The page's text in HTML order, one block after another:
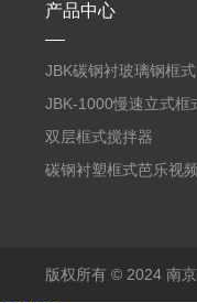
产品中心
JBK碳钢衬玻璃钢框式
芭乐视频APP黄
JBK-1000慢速立式框
芭乐视频APP黄
双层框式搅拌器
碳钢衬塑框式芭乐视频
版权所有 © 2024 南